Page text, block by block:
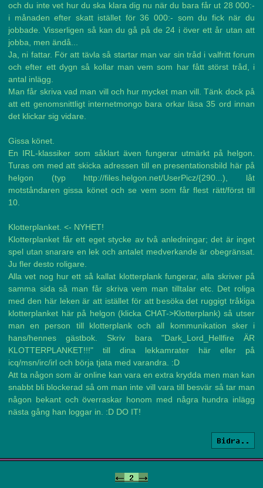
och du inte vet hur du ska klara dig nu när du bara får ut 28 000:-
i månaden efter skatt istället för 36 000:- som du fick när du
jobbade. Visserligen så kan du gå på de 24 i över ett år utan att
jobba, men ändå...
Ja, ni fattar. För att tävla så startar man var sin tråd i valfritt forum
och efter ett dygn så kollar man vem som har fått störst tråd, i
antal inlägg.
Man får skriva vad man vill och hur mycket man vill. Tänk dock på
att ett genomsnittligt internetmongo bara orkar läsa 35 ord innan
det klickar sig vidare.
Gissa könet.
En IRL-klassiker som såklart även fungerar utmärkt på helgon.
Turas om med att skicka adressen till en presentationsbild här på
helgon (typ http://files.helgon.net/UserPicz/{290...), låt
motståndaren gissa könet och se vem som får flest rätt/först till
10.
Klotterplanket. <- NYHET!
Klotterplanket får ett eget stycke av två anledningar; det är inget
spel utan snarare en lek och antalet medverkande är obegränsat.
Ju fler desto roligare.
Alla vet nog hur ett så kallat klotterplank fungerar, alla skriver på
samma sida så man får skriva vem man tilltalar etc. Det roliga
med den här leken är att istället för att besöka det ruggigt tråkiga
klotterplanket här på helgon (klicka CHAT->Klotterplank) så utser
man en person till klotterplank och all kommunikation sker i
hans/hennes gästbok. Skriv bara "Dark_Lord_Hellfire ÄR
KLOTTERPLANKET!!!" till dina lekkamrater här eller på
icq/msn/irc/irl och börja tjata med varandra. :D
Att ta någon som är online kan vara en extra krydda men man kan
snabbt bli blockerad så om man inte vill vara till besvär så tar man
någon bekant och överraskar honom med några hundra inlägg
nästa gång han loggar in. :D DO IT!
Bidra..
<- 2 ->